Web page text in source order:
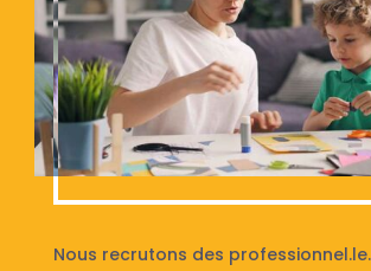
Nous recrutons des